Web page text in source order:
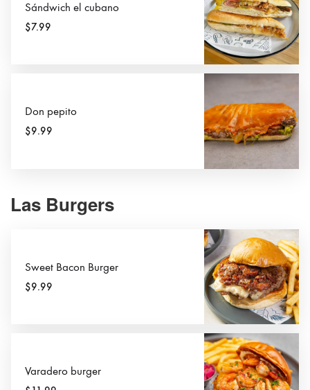
Sándwich el cubano
$7.99
Don pepito
$9.99
Las Burgers
Sweet Bacon Burger
$9.99
Varadero burger